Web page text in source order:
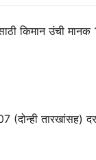
किमान उंची
तारखांसह)